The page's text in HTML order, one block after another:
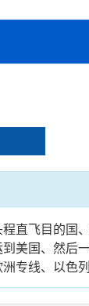
直飞目的
美国、然
专线、以色